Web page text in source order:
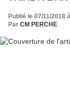
Publié le 07/11/2018
Par CM PERCHE